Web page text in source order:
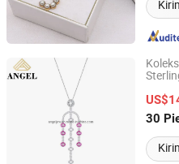
30
Guangzhou Angel jewellery
Guangdong, China